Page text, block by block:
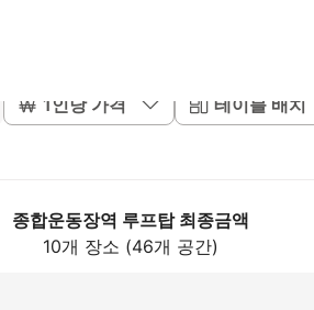
1인당 가격 테이블 배치
종합운동장역 루프탑 최종금액
10개 장소 (46개 공간)